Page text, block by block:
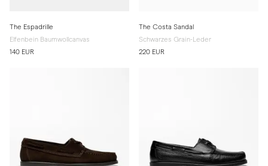
The Espadrille
Elfenbein Baumwollcanvas
140 EUR
The Costa Sandal
Schwarzes Grain-Leder
220 EUR